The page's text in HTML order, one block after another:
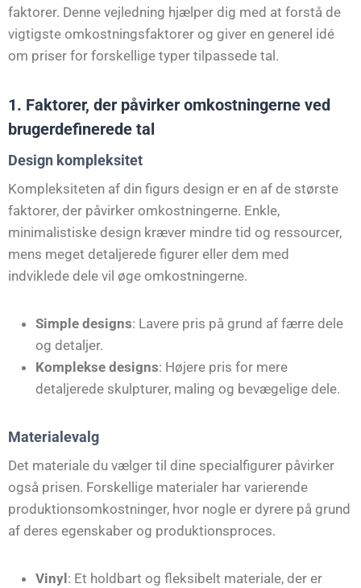
faktorer. Denne vejledning hjælper dig med at forstå de
vigtigste omkostningsfaktorer og giver en generel idé
om priser for forskellige typer tilpassede tal.
1. Faktorer, der påvirker omkostningerne ved
brugerdefinerede tal
Design kompleksitet
Kompleksiteten af din figurs design er en af de største
faktorer, der påvirker omkostningerne. Enkle,
minimalistiske design kræver mindre tid og ressourcer,
mens meget detaljerede figurer eller dem med
indviklede dele vil øge omkostningerne.
Simple designs: Lavere pris på grund af færre dele
og detaljer.
Komplekse designs: Højere pris for mere
detaljerede skulpturer, maling og bevægelige dele.
Materialevalg
Det materiale du vælger til dine specialfigurer påvirker
også prisen. Forskellige materialer har varierende
produktionsomkostninger, hvor nogle er dyrere på grund
af deres egenskaber og produktionsproces.
Vinyl : Et holdbart og fleksibelt materiale, der er